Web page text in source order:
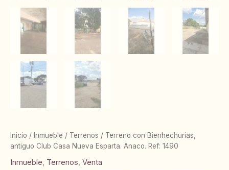
Inicio / Inmueble / Terrenos / Terreno con Bienhechurías,
antiguo Club Casa Nueva Esparta. Anaco. Ref: 1490
Inmueble, Terrenos, Venta